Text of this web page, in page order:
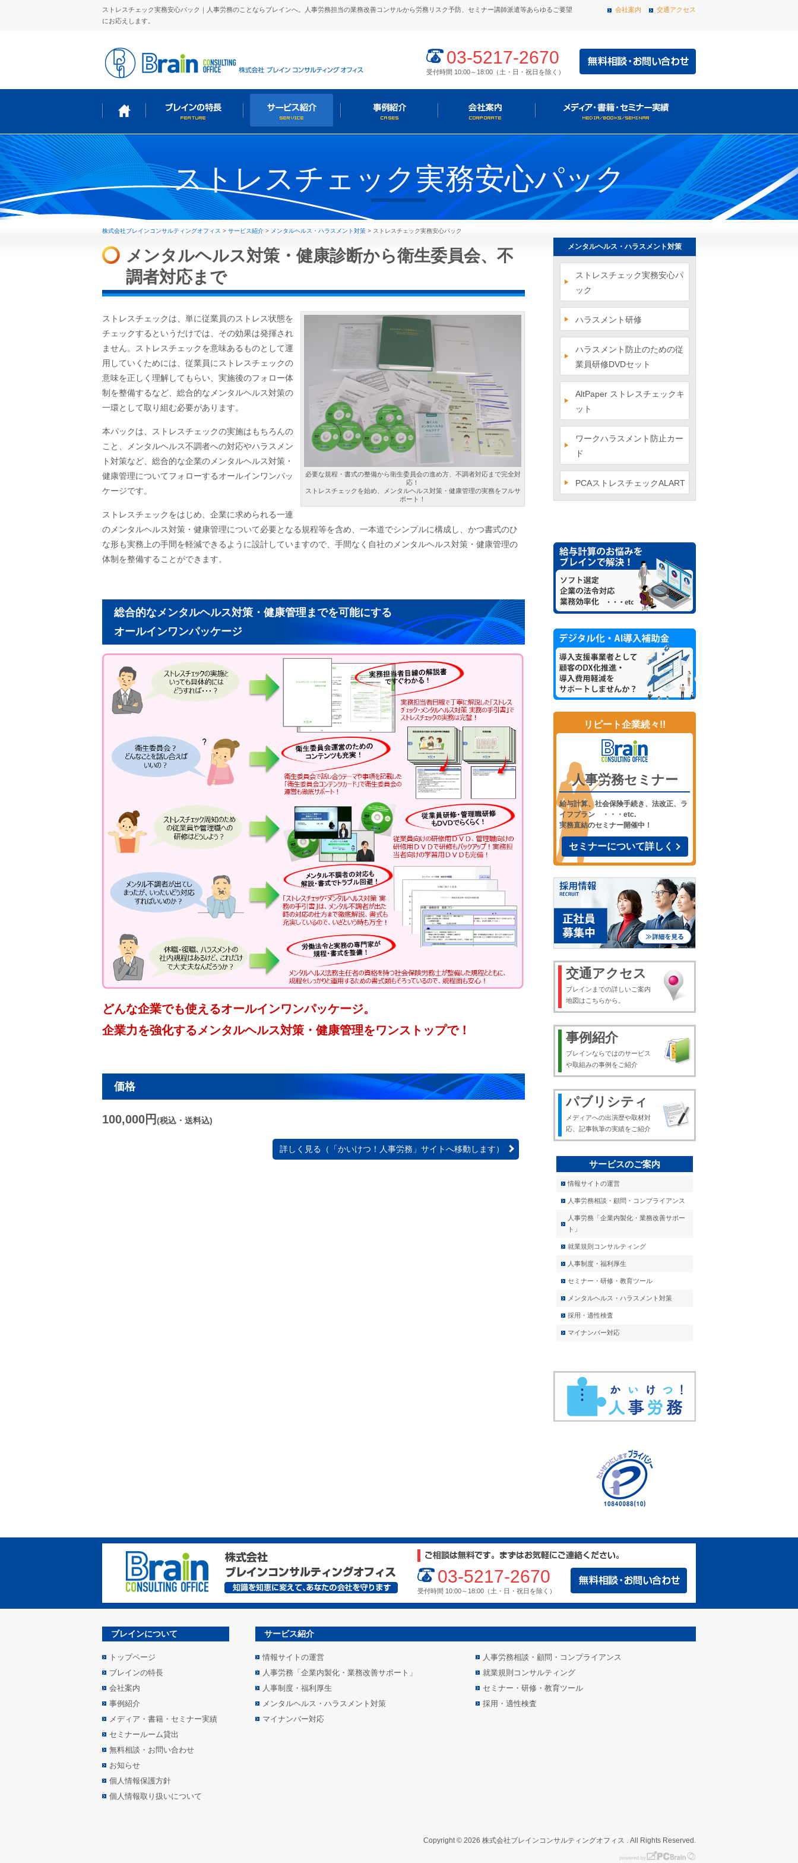
ストレスチェック実務安心パック｜人事労務のことならブレインへ。人事労務担当の業務改善コンサルから労務リスク予防、セミナー講師派遣等あらゆるご要望
にお応えします。
会社案内 交通アクセス
03-5217-2670
受付時間 10:00～18:00（土・日・祝日を除く）
ストレスチェック実務安心パック
株式会社ブレインコンサルティングオフィス > サービス紹介 > メンタルヘルス・ハラスメント対策 > ストレスチェック実務安心パック
メンタルヘルス対策・健康診断から衛生委員会、不
調者対応まで
必要な規程・書式の整備から衛生委員会の進め方、不調者対応まで完全対
応！
ストレスチェックを始め、メンタルヘルス対策・健康管理の実務をフルサ
ポート！
ストレスチェックは、単に従業員のストレス状態を
チェックするというだけでは、その効果は発揮され
ません。ストレスチェックを意味あるものとして運
用していくためには、従業員にストレスチェックの
意味を正しく理解してもらい、実施後のフォロー体
制を整備するなど、総合的なメンタルヘルス対策の
一環として取り組む必要があります。
本パックは、ストレスチェックの実施はもちろんの
こと、メンタルヘルス不調者への対応やハラスメン
ト対策など、総合的な企業のメンタルヘルス対策・
健康管理についてフォローするオールインワンパッ
ケージです。
ストレスチェックをはじめ、企業に求められる一連
のメンタルヘルス対策・健康管理について必要となる規程等を含め、一本道でシンプルに構成し、かつ書式のひ
な形も実務上の手間を軽減できるように設計していますので、手間なく自社のメンタルヘルス対策・健康管理の
体制を整備することができます。
総合的なメンタルヘルス対策・健康管理までを可能にする
オールインワンパッケージ
どんな企業でも使えるオールインワンパッケージ。
企業力を強化するメンタルヘルス対策・健康管理をワンストップで！
価格
100,000円(税込・送料込)
詳しく見る（「かいけつ！人事労務」サイトへ移動します）
メンタルヘルス・ハラスメント対策
ストレスチェック実務安心パ
ック
ハラスメント研修
ハラスメント防止のための従
業員研修DVDセット
AltPaper ストレスチェックキ
ット
ワークハラスメント防止カー
ド
PCAストレスチェックALART
リピート企業続々!!
人事労務セミナー
給与計算、社会保険手続き、法改正、ラ
イフプラン ・・・etc.
実務直結のセミナー開催中！
セミナーについて詳しく
交通アクセス
ブレインまでの詳しいご案内
地図はこちらから。
事例紹介
ブレインならではのサービス
や取組みの事例をご紹介
パブリシティ
メディアへの出演歴や取材対
応、記事執筆の実績をご紹介
サービスのご案内
情報サイトの運営
人事労務相談・顧問・コンプライアンス
人事労務「企業内製化・業務改善サポー
ト」
就業規則コンサルティング
人事制度・福利厚生
セミナー・研修・教育ツール
メンタルヘルス・ハラスメント対策
採用・適性検査
マイナンバー対応
03-5217-2670
受付時間 10:00～18:00（土・日・祝日を除く）
ブレインについて
トップページ
ブレインの特長
会社案内
事例紹介
メディア・書籍・セミナー実績
セミナールーム貸出
無料相談・お問い合わせ
お知らせ
個人情報保護方針
個人情報取り扱いについて
サービス紹介
情報サイトの運営
人事労務相談・顧問・コンプライアンス
人事労務「企業内製化・業務改善サポート」
就業規則コンサルティング
人事制度・福利厚生
セミナー・研修・教育ツール
メンタルヘルス・ハラスメント対策
採用・適性検査
マイナンバー対応
Copyright © 2026 株式会社ブレインコンサルティングオフィス . All Rights Reserved.